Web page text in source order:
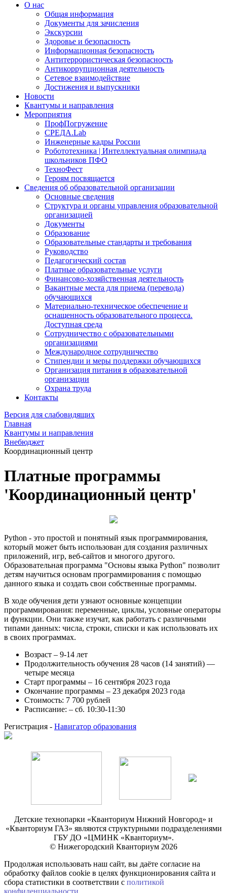
О нас
Общая информация
Документы для зачисления
Экскурсии
Здоровье и безопасность
Информационная безопасность
Антитеррористическая безопасность
Антикоррупционная деятельность
Сетевое взаимодействие
Достижения и выпускники
Новости
Квантумы и направления
Мероприятия
ПрофПогружение
СРЕДА.Lab
Инженерные кадры России
Робототехника | Интеллектуальная олимпиада
школьников ПФО
ТехноФест
Героям посвящается
Сведения об образовательной организации
Основные сведения
Структура и органы управления образовательной
организацией
Документы
Образование
Образовательные стандарты и требования
Руководство
Педагогический состав
Платные образовательные услуги
Финансово-хозяйственная деятельность
Вакантные места для приема (перевода)
обучающихся
Материально-техническое обеспечение и
оснащенность образовательного процесса.
Доступная среда
Сотрудничество с образовательными
организациями
Международное сотрудничество
Стипендии и меры поддержки обучающихся
Организация питания в образовательной
организации
Охрана труда
Контакты
Версия для слабовидящих
Главная
Квантумы и направления
Внебюджет
Координационный центр
Платные программы
'Координационный центр'
Python - это простой и понятный язык программирования,
который может быть использован для создания различных
приложений, игр, веб-сайтов и многого другого.
Образовательная программа "Основы языка Python" позволит
детям научиться основам программирования с помощью
данного языка и создать свои собственные программы.
В ходе обучения дети узнают основные концепции
программирования: переменные, циклы, условные операторы
и функции. Они также изучат, как работать с различными
типами данных: числа, строки, списки и как использовать их
в своих программах.
Возраст – 9-14 лет
Продолжительность обучения 28 часов (14 занятий) —
четыре месяца
Старт программы – 16 сентября 2023 года
Окончание программы – 23 декабря 2023 года
Стоимость: 7 700 рублей
Расписание: – сб. 10:30-11:30
Регистрация - Навигатор образования
Детские технопарки «Кванториум Нижний Новгород» и
«Кванториум ГАЗ» являются структурными подразделениями
ГБУ ДО «ЦМИНК «Кванториум».
© Нижегородский Кванториум 2026
Продолжая использовать наш сайт, вы даёте согласие на
обработку файлов cookie в целях функционирования сайта и
сбора статистики в соответствии с политикой
конфиденциальности